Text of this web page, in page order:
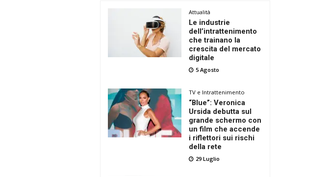
Attualità
Le industrie
dell’intrattenimento
che trainano la
crescita del mercato
digitale
5 Agosto
TV e Intrattenimento
“Blue”: Veronica
Ursida debutta sul
grande schermo con
un film che accende
i riflettori sui rischi
della rete
29 Luglio